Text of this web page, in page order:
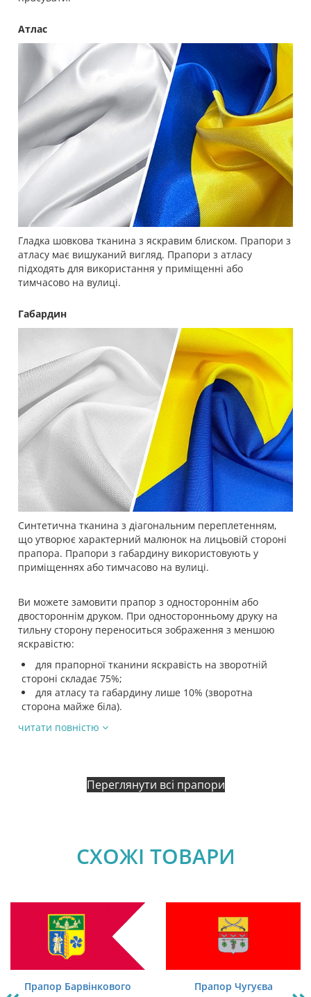
Атлас
Гладка шовкова тканина з яскравим блиском. Прапори з
атласу має вишуканий вигляд. Прапори з атласу
підходять для використання у приміщенні або
тимчасово на вулиці.
Габардин
Синтетична тканина з діагональним переплетенням,
що утворює характерний малюнок на лицьовій стороні
прапора. Прапори з габардину використовують у
приміщеннях або тимчасово на вулиці.
Ви можете замовити прапор з одностороннім або
двостороннім друком. При односторонньому друку на
тильну сторону переноситься зображення з меншою
яскравістю:
для прапорної тканини яскравість на зворотній
стороні складає 75%;
для атласу та габардину лише 10% (зворотна
сторона майже біла).
читати повністю
Переглянути всі прапори
СХОЖІ ТОВАРИ
Прапор Барвінкового Прапор Чугуєва